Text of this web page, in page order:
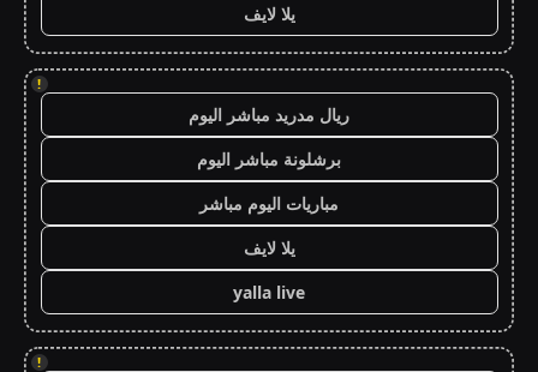
يلا لايف
!
ريال مدريد مباشر اليوم
برشلونة مباشر اليوم
مباريات اليوم مباشر
يلا لايف
yalla live
!